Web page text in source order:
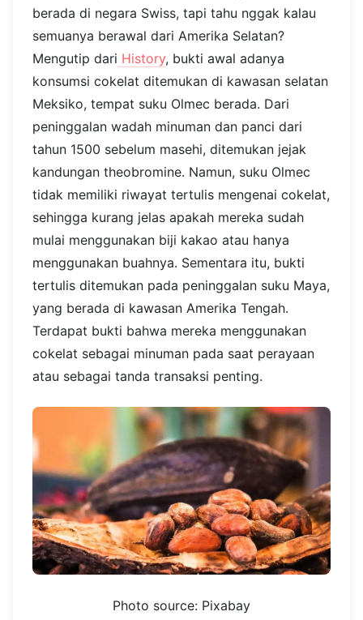
berada di negara Swiss, tapi tahu nggak kalau
semuanya berawal dari Amerika Selatan?
Mengutip dari History, bukti awal adanya
konsumsi cokelat ditemukan di kawasan selatan
Meksiko, tempat suku Olmec berada. Dari
peninggalan wadah minuman dan panci dari
tahun 1500 sebelum masehi, ditemukan jejak
kandungan theobromine. Namun, suku Olmec
tidak memiliki riwayat tertulis mengenai cokelat,
sehingga kurang jelas apakah mereka sudah
mulai menggunakan biji kakao atau hanya
menggunakan buahnya. Sementara itu, bukti
tertulis ditemukan pada peninggalan suku Maya,
yang berada di kawasan Amerika Tengah.
Terdapat bukti bahwa mereka menggunakan
cokelat sebagai minuman pada saat perayaan
atau sebagai tanda transaksi penting.
Photo source: Pixabay